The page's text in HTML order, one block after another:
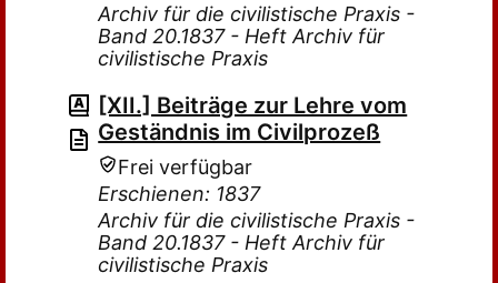
Archiv für die civilistische Praxis -
Band 20.1837 - Heft Archiv für
civilistische Praxis
[XII.] Beiträge zur Lehre vom
Geständnis im Civilprozeß
Frei verfügbar
Erschienen: 1837
Archiv für die civilistische Praxis -
Band 20.1837 - Heft Archiv für
civilistische Praxis